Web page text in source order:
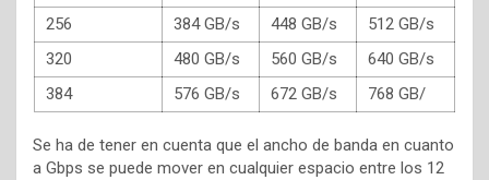
256
384 GB/s 448 GB/s
512 GB/s
320
480 GB/s 560 GB/s
640 GB/s
384
576 GB/s 672 GB/s 768 GB/
Se ha de tener en cuenta que el ancho de banda en cuanto
a Gbps se puede mover en cualquier espacio entre los 12